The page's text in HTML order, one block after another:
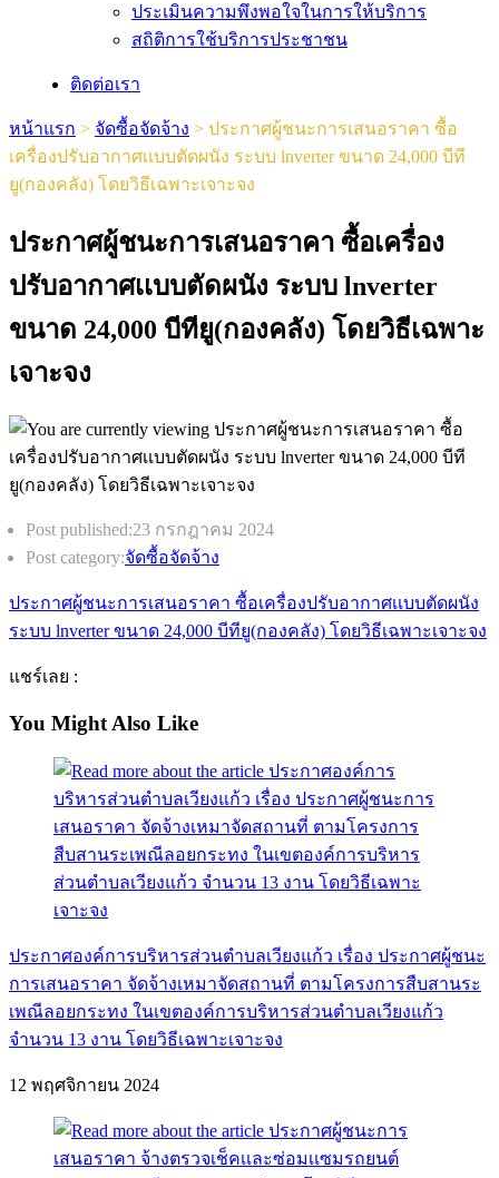
ประเมินความพึงพอใจในการให้บริการ
สถิติการใช้บริการประชาชน
ติดต่อเรา
หน้าแรก > จัดซื้อจัดจ้าง > ประกาศผู้ชนะการเสนอราคา ซื้อ
เครื่องปรับอากาศเเบบตัดผนัง ระบบ lnverter ขนาด 24,000 บีที
ยู(กองคลัง) โดยวิธีเฉพาะเจาะจง
ประกาศผู้ชนะการเสนอราคา ซื้อเครื่อง
ปรับอากาศเเบบตัดผนัง ระบบ lnverter
ขนาด 24,000 บีทียู(กองคลัง) โดยวิธีเฉพาะ
เจาะจง
Post published:23 กรกฎาคม 2024
Post category:จัดซื้อจัดจ้าง
ประกาศผู้ชนะการเสนอราคา ซื้อเครื่องปรับอากาศเเบบตัดผนัง
ระบบ lnverter ขนาด 24,000 บีทียู(กองคลัง) โดยวิธีเฉพาะเจาะจง
แชร์เลย :
You Might Also Like
ประกาศองค์การบริหารส่วนตำบลเวียงแก้ว เรื่อง ประกาศผู้ชนะ
การเสนอราคา จัดจ้างเหมาจัดสถานที่ ตามโครงการสืบสานระ
เพณีลอยกระทง ในเขตองค์การบริหารส่วนตำบลเวียงแก้ว
จำนวน 13 งาน โดยวิธีเฉพาะเจาะจง
12 พฤศจิกายน 2024